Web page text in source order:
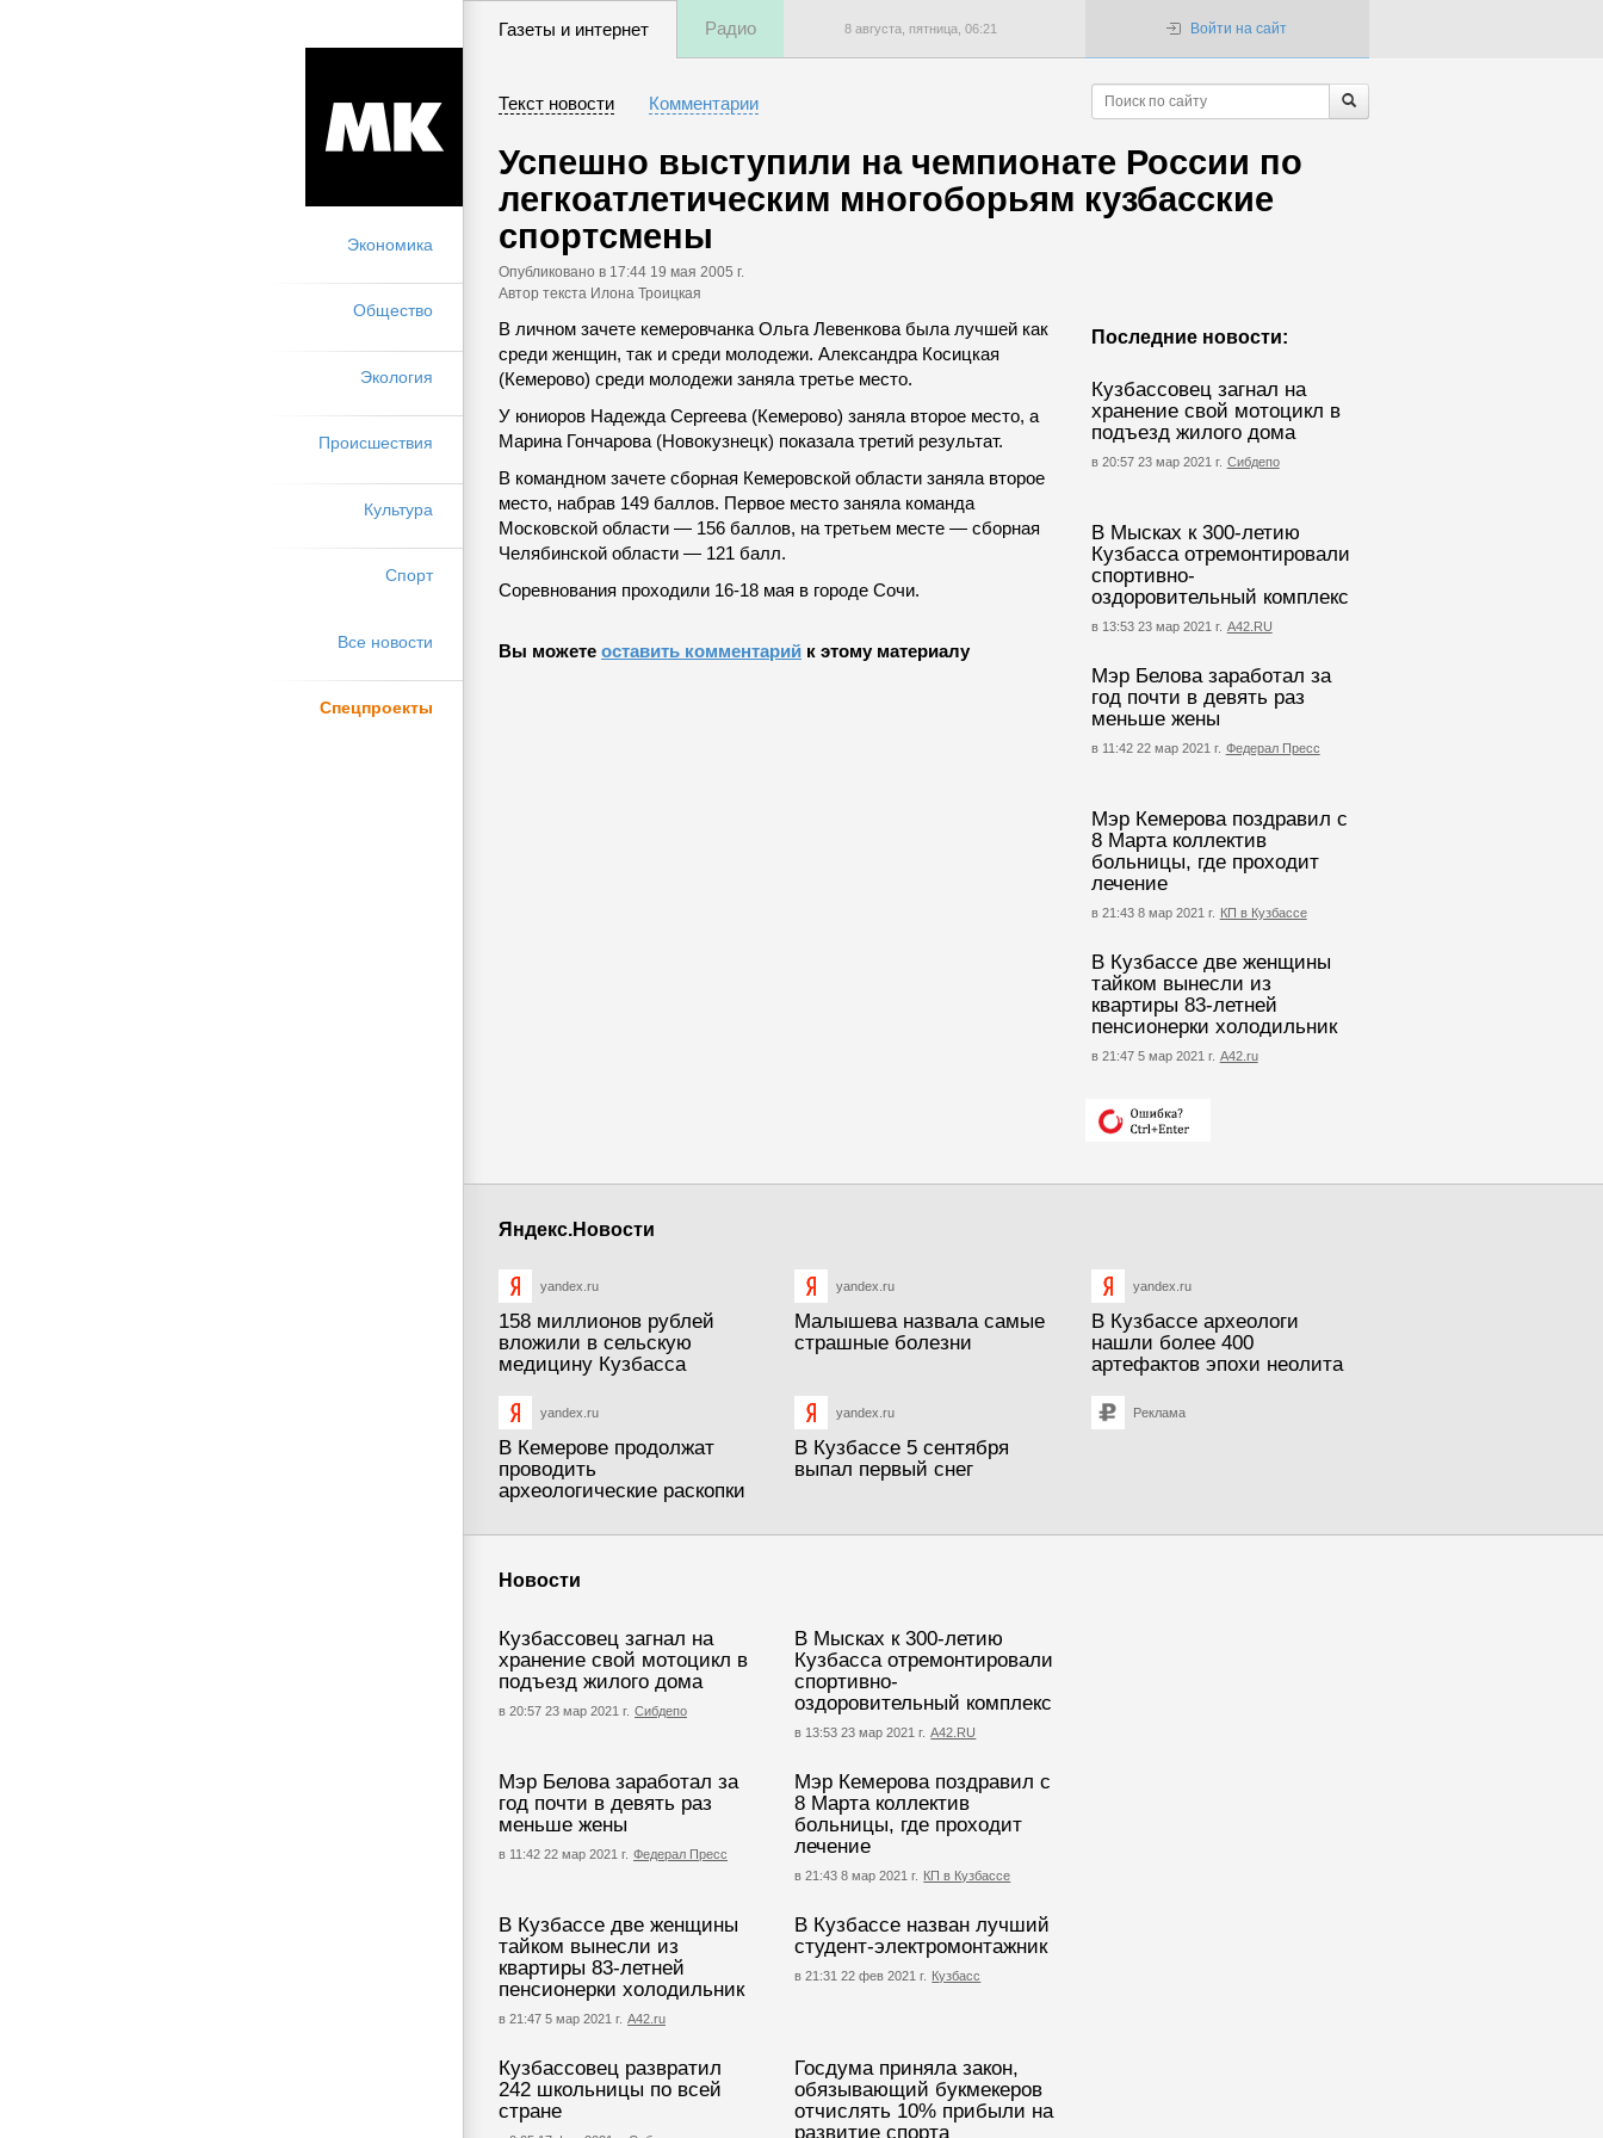
Экономика
Общество
Экология
Происшествия
Культура
Спорт
Все новости
Спецпроекты
Газеты и интернет Радио 8 августа, пятница, 06:21 Войти на сайт
Текст новости Комментарии
Успешно выступили на чемпионате России по
легкоатлетическим многоборьям кузбасские
спортсмены
Опубликовано в 17:44 19 мая 2005 г.
Автор текста Илона Троицкая
Последние новости:
Кузбассовец загнал на
хранение свой мотоцикл в
подъезд жилого дома
в 20:57 23 мар 2021 г. Сибдепо
В Мысках к 300-летию
Кузбасса отремонтировали
спортивно-
оздоровительный комплекс
в 13:53 23 мар 2021 г. А42.RU
Мэр Белова заработал за
год почти в девять раз
меньше жены
в 11:42 22 мар 2021 г. Федерал Пресс
Мэр Кемерова поздравил с
8 Марта коллектив
больницы, где проходит
лечение
в 21:43 8 мар 2021 г. КП в Кузбассе
В Кузбассе две женщины
тайком вынесли из
квартиры 83-летней
пенсионерки холодильник
в 21:47 5 мар 2021 г. А42.ru
В личном зачете кемеровчанка Ольга Левенкова была лучшей как
среди женщин, так и среди молодежи. Александра Косицкая
(Кемерово) среди молодежи заняла третье место.
У юниоров Надежда Сергеева (Кемерово) заняла второе место, а
Марина Гончарова (Новокузнецк) показала третий результат.
В командном зачете сборная Кемеровской области заняла второе
место, набрав 149 баллов. Первое место заняла команда
Московской области — 156 баллов, на третьем месте — сборная
Челябинской области — 121 балл.
Соревнования проходили 16-18 мая в городе Сочи.
Вы можете оставить комментарий к этому материалу
Яндекс.Новости
yandex.ru
158 миллионов рублей
вложили в сельскую
медицину Кузбасса
yandex.ru
Малышева назвала самые
страшные болезни
yandex.ru
В Кузбассе археологи
нашли более 400
артефактов эпохи неолита
yandex.ru
В Кемерове продолжат
проводить
археологические раскопки
yandex.ru
В Кузбассе 5 сентября
выпал первый снег
Реклама
Новости
Кузбассовец загнал на
хранение свой мотоцикл в
подъезд жилого дома
в 20:57 23 мар 2021 г. Сибдепо
В Мысках к 300-летию
Кузбасса отремонтировали
спортивно-
оздоровительный комплекс
в 13:53 23 мар 2021 г. А42.RU
Мэр Белова заработал за
год почти в девять раз
меньше жены
в 11:42 22 мар 2021 г. Федерал Пресс
Мэр Кемерова поздравил с
8 Марта коллектив
больницы, где проходит
лечение
в 21:43 8 мар 2021 г. КП в Кузбассе
В Кузбассе две женщины
тайком вынесли из
квартиры 83-летней
пенсионерки холодильник
в 21:47 5 мар 2021 г. А42.ru
В Кузбассе назван лучший
студент-электромонтажник
в 21:31 22 фев 2021 г. Кузбасс
Кузбассовец развратил
242 школьницы по всей
стране
Госдума приняла закон,
обязывающий букмекеров
отчислять 10% прибыли на
развитие спорта